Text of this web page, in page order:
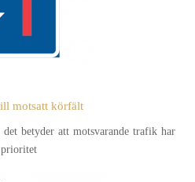
motsatt körfält
betyder att motsvarande trafik har
prioritet